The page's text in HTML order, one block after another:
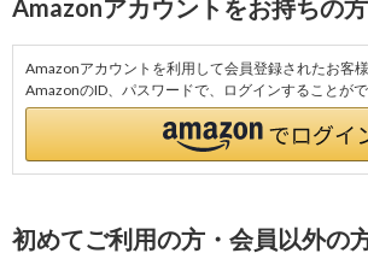
Amazonアカウントをお持ちの方
Amazonアカウントを利用して会員登録されたお客様
AmazonのID、パスワードで、ログインすることがで
初めてご利用の方・会員以外の